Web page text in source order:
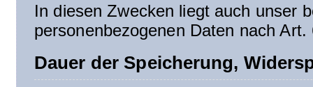
In diesen Zwecken liegt auch unser
personenbezogenen Daten nach
Dauer der Speicherung,